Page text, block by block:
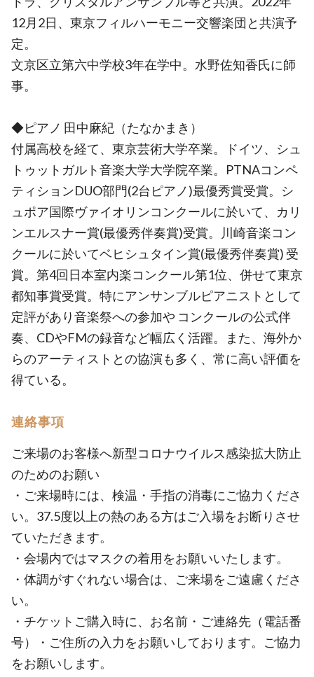
12月2日、東京フィルハーモニー交響楽団と共演予
定。
文京区立第六中学校3年在学中。水野佐知香氏に師
事。
◆ピアノ 田中麻紀（たなかまき）
付属高校を経て、東京芸術大学卒業。ドイツ、シュ
トゥットガルト音楽大学大学院卒業。PTNAコンペ
ティションDUO部門(2台ピアノ)最優秀賞受賞。シ
ュポア国際ヴァイオリンコンクールに於いて、カリ
ンエルスナー賞(最優秀伴奏賞)受賞。川崎音楽コン
クールに於いてベヒシュタイン賞(最優秀伴奏賞) 受
賞。第4回日本室内楽コンクール第1位、併せて東京
都知事賞受賞。特にアンサンブルピアニストとして
定評があり音楽祭への参加や コンクールの公式伴
奏、CDやFMの録音など幅広く活躍。また、海外か
らのアーティストとの協演も多く、常に高い評価を
得ている。
連絡事項
ご来場のお客様へ新型コロナウイルス感染拡大防止
のためのお願い
・ご来場時には、検温・手指の消毒にご協力くださ
い。37.5度以上の熱のある方はご入場をお断りさせ
ていただきます。
・会場内ではマスクの着用をお願いいたします。
・体調がすぐれない場合は、ご来場をご遠慮くださ
い。
・チケットご購入時に、お名前・ご連絡先（電話番
号）・ご住所の入力をお願いしております。ご協力
をお願いします。